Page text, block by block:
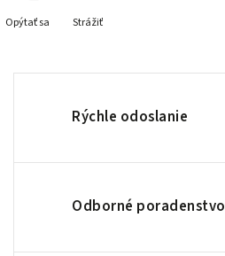
Opýtať sa Strážiť
Rýchle odoslanie
Odborné poradenstvo